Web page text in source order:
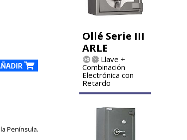
Península.
Ollé Serie III
ARLE
Llave +
Combinación
Electrónica con
Retardo